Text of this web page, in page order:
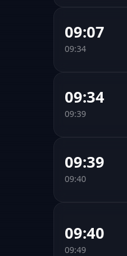
09:07
09:34
09:34
09:39
09:39
09:40
09:40
09:49